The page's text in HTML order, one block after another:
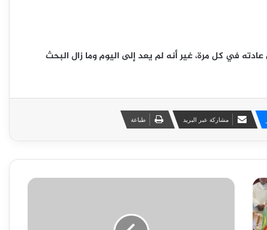
في كل مرة، غير أنه لم يعد إلى اليوم وما زال البحث
مشاركة عبر البريد طباعة